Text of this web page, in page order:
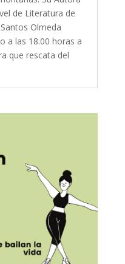
de Literatura de
Olmeda
a las 18.00 horas a
que rescata del